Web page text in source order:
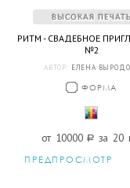
РИТМ - СВАДЕБНОЕ
№2
АВТОР: ЕЛЕНА
ФОРМА
от 10000 aза 20
ПРЕДПРОСМОТР